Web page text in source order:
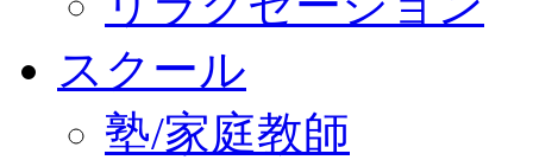
スクール
塾/家庭教師